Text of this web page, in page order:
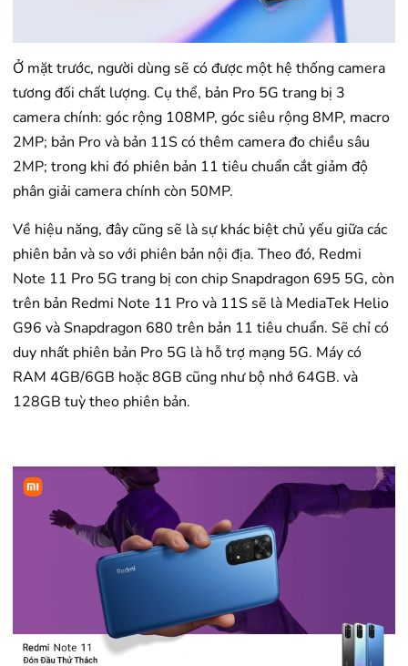
Ở mặt trước, người dùng sẽ có được một hệ thống camera
tương đối chất lượng. Cụ thể, bản Pro 5G trang bị 3
camera chính: góc rộng 108MP, góc siêu rộng 8MP, macro
2MP; bản Pro và bản 11S có thêm camera đo chiều sâu
2MP; trong khi đó phiên bản 11 tiêu chuẩn cắt giảm độ
phân giải camera chính còn 50MP.
Về hiệu năng, đây cũng sẽ là sự khác biệt chủ yếu giữa các
phiên bản và so với phiên bản nội địa. Theo đó, Redmi
Note 11 Pro 5G trang bị con chip Snapdragon 695 5G, còn
trên bản Redmi Note 11 Pro và 11S sẽ là MediaTek Helio
G96 và Snapdragon 680 trên bản 11 tiêu chuẩn. Sẽ chỉ có
duy nhất phiên bản Pro 5G là hỗ trợ mạng 5G. Máy có
RAM 4GB/6GB hoặc 8GB cũng như bộ nhớ 64GB. và
128GB tuỳ theo phiên bản.